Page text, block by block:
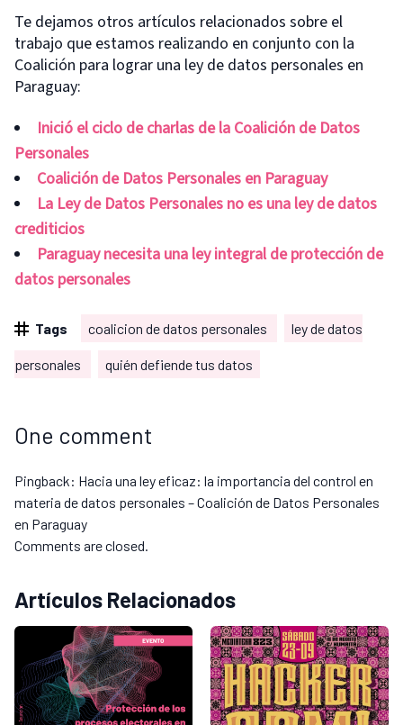
Te dejamos otros artículos relacionados sobre el
trabajo que estamos realizando en conjunto con la
Coalición para lograr una ley de datos personales en
Paraguay:
Inició el ciclo de charlas de la Coalición de Datos
Personales
Coalición de Datos Personales en Paraguay
La Ley de Datos Personales no es una ley de datos
crediticios
Paraguay necesita una ley integral de protección de
datos personales
Tags coalicion de datos personales ley de datos
personales quién defiende tus datos
One comment
Pingback: Hacia una ley eficaz: la importancia del control en
materia de datos personales – Coalición de Datos Personales
en Paraguay
Comments are closed.
Artículos Relacionados